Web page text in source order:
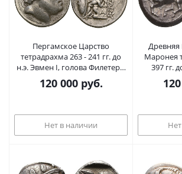
Пергамское Царство
тетрадрахма 263 - 241 гг. до
н.э. Эвмен I, голова Филетера,
основателя династии
Атталидов/Афина со щитом,
120 000руб.
Нет в наличии
Древняя
Маронея
397 гг.
лошадь /
extremely
165